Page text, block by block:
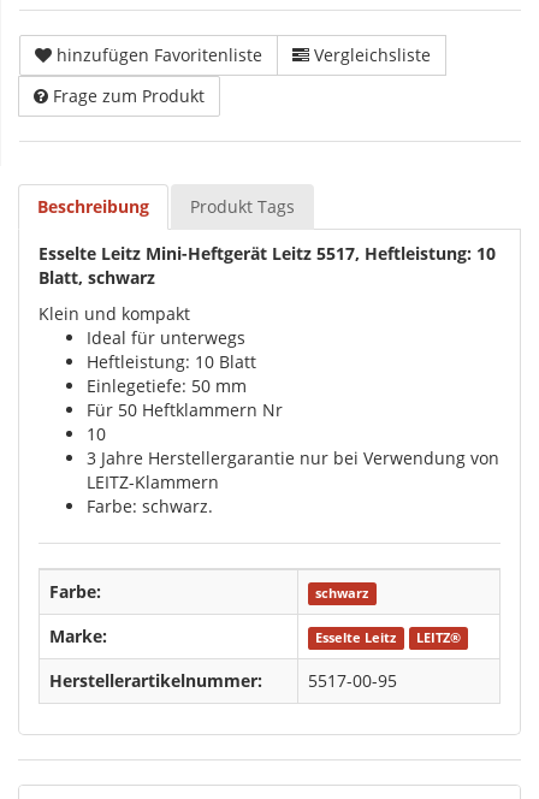
hinzufügen Favoritenliste
Vergleichsliste
Frage zum Produkt
Beschreibung Produkt Tags
Esselte Leitz Mini-Heftgerät Leitz 5517, Heftleistung: 10
Blatt, schwarz
Klein und kompakt
Ideal für unterwegs
Heftleistung: 10 Blatt
Einlegetiefe: 50 mm
Für 50 Heftklammern Nr
10
3 Jahre Herstellergarantie nur bei Verwendung von
LEITZ-Klammern
Farbe: schwarz.
Farbe: schwarz
Marke: Esselte Leitz LEITZ®
Herstellerartikelnummer: 5517-00-95